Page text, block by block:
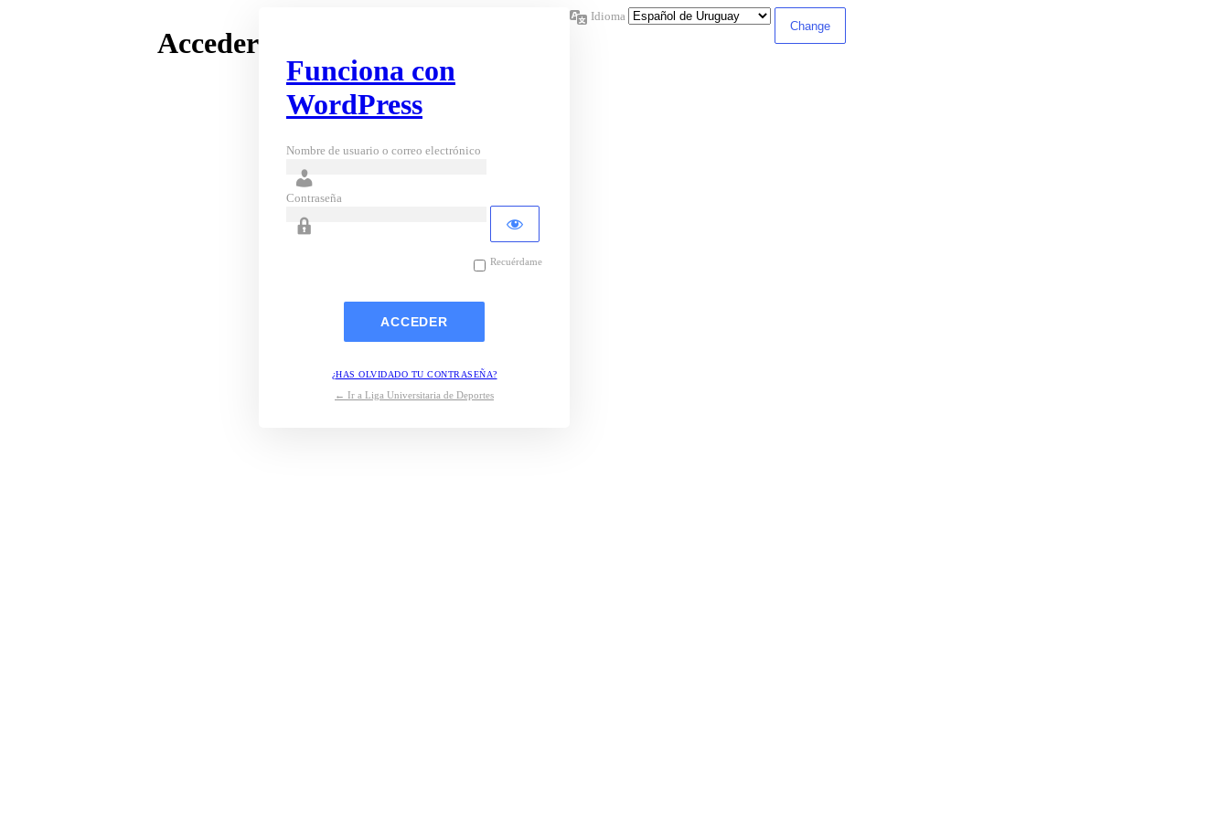
Acceder
Funciona con
WordPress
Nombre de usuario o correo electrónico
Contraseña
Recuérdame
¿HAS OLVIDADO TU CONTRASEÑA?
← Ir a Liga Universitaria de Deportes
Idioma